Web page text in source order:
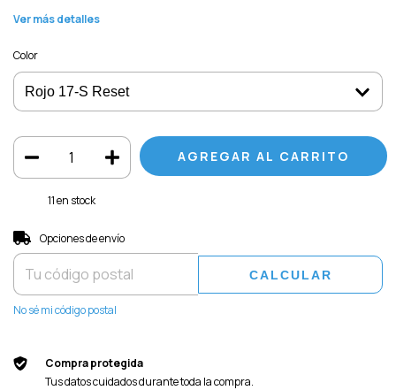
Ver más detalles
Color
11en stock
Entregas para el CP:
Opciones de envío
CALCULAR
No sé mi código postal
Compra protegida
Tus datos cuidados durante toda la compra.